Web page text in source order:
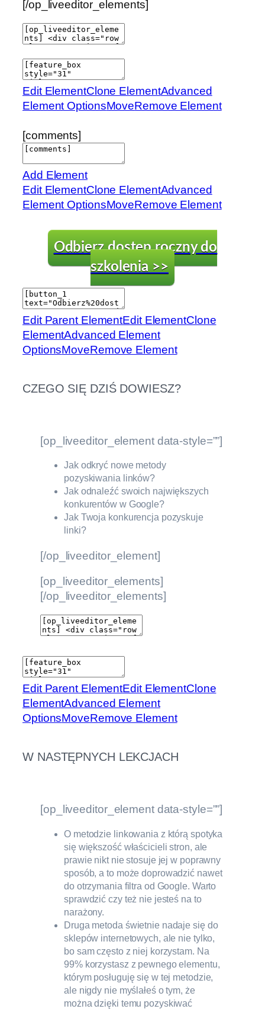
[/op_liveeditor_elements]
Edit ElementClone ElementAdvanced
Element OptionsMoveRemove Element
[comments]
Add Element
Edit ElementClone ElementAdvanced
Element OptionsMoveRemove Element
Odbierz dostęp roczny do
szkolenia >>
Edit Parent ElementEdit ElementClone
ElementAdvanced Element
OptionsMoveRemove Element
CZEGO SIĘ DZIŚ DOWIESZ?
[op_liveeditor_element data-style=””]
Jak odkryć nowe metody
pozyskiwania linków?
Jak odnaleźć swoich największych
konkurentów w Google?
Jak Twoja konkurencja pozyskuje
linki?
[/op_liveeditor_element]
[op_liveeditor_elements]
[/op_liveeditor_elements]
Edit Parent ElementEdit ElementClone
ElementAdvanced Element
OptionsMoveRemove Element
W NASTĘPNYCH LEKCJACH
[op_liveeditor_element data-style=””]
O metodzie linkowania z którą spotyka
się większość właścicieli stron, ale
prawie nikt nie stosuje jej w poprawny
sposób, a to może doprowadzić nawet
do otrzymania filtra od Google. Warto
sprawdzić czy też nie jesteś na to
narażony.
Druga metoda świetnie nadaje się do
sklepów internetowych, ale nie tylko,
bo sam często z niej korzystam. Na
99% korzystasz z pewnego elementu,
którym posługuję się w tej metodzie,
ale nigdy nie myślałeś o tym, że
można dzięki temu pozyskiwać